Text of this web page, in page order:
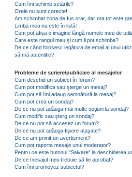
Cum îmi schimb setările?
Orele nu sunt corecte!
Am schimbat zona de fus orar, dar ora tot este
Limba mea nu este în listă!
Cum pot afişa o imagine lângă numele meu de
Care este rangul meu şi cum il pot schimba?
De ce când folosesc legătura de email al unui
să mă autentific?
Probleme de scriere/publicare al mesajelor
Cum deschid un subiect în forum?
Cum pot modifica sau şterge un mesaj?
Cum pot să îmi adaug semnătură la mesaj?
Cum pot crea un sondaj?
De ce nu pot adăuga mai multe opţiuni la sondaj?
Cum modific sau şterg un sondaj?
De ce nu pot să accesez un forum?
De ce nu pot adăuga fişiere ataşate?
De ce am primit un avertisment?
Cum pot raporta mesaje unui moderator?
Pentru ce este butonul "Salvare" la deschiderea
De ce mesajul meu trebuie să fie aprobat?
Cum îmi promovez subiectul?